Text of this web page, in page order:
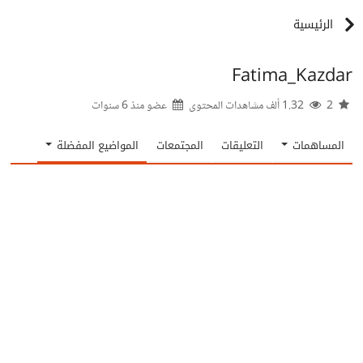
الرئيسية
Fatima_Kazdar
عضو منذ6 سنوات
المساهمات التعليقات المجتمعات المواضيع المفضلة